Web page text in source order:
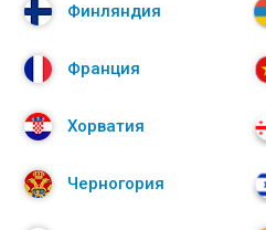
Финляндия
Франция
Хорватия
Черногория